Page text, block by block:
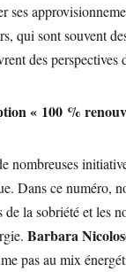
ses
qui sont souvent
des perspectives
« 100 %
nombreuses
Dans ce numéro,
la sobriété et les
Barbara
pas au mix